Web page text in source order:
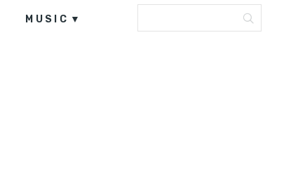
MUSIC